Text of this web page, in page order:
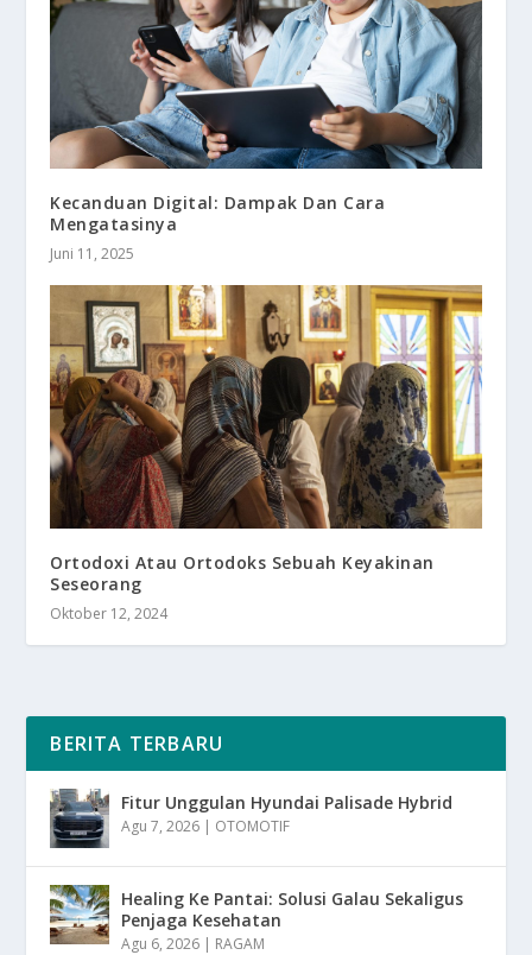
Kecanduan Digital: Dampak Dan Cara
Mengatasinya
Juni 11, 2025
Ortodoxi Atau Ortodoks Sebuah Keyakinan
Seseorang
Oktober 12, 2024
BERITA TERBARU
Fitur Unggulan Hyundai Palisade Hybrid
Agu 7, 2026 | OTOMOTIF
Healing Ke Pantai: Solusi Galau Sekaligus
Penjaga Kesehatan
Agu 6, 2026 | RAGAM